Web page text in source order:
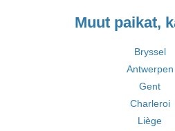
Muut paikat,
Bryssel
Antwerpen
Gent
Charleroi
Liège